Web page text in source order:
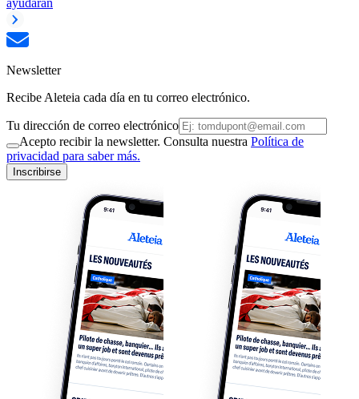
Newsletter
Recibe Aleteia cada día en tu correo electrónico.
Tu dirección de correo electrónico
Acepto recibir la newsletter. Consulta nuestra Política de
privacidad para saber más.
Inscribirse